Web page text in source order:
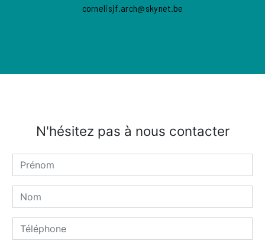
cornelisjf.arch@skynet.be
N'hésitez pas à nous contacter